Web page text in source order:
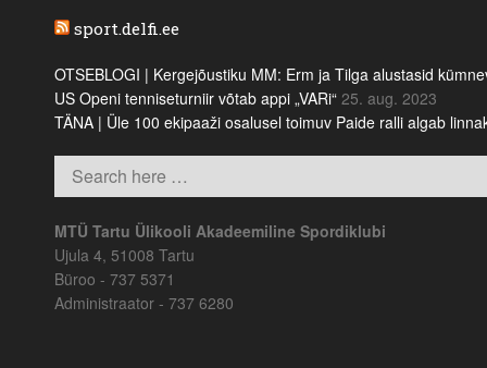
sport.delfi.ee
OTSEBLOGI | Kergejõustiku MM: Erm ja Tilga alustasid
US Openi tenniseturniir võtab appi „VARi“ 25. aug. 2023
TÄNA | Üle 100 ekipaaži osalusel toimuv Paide ralli algab
MTÜ Tartu Ülikooli Akadeemiline Spordiklubi
Ujula 4, 51008 Tartu
Büroo - 737 5371
Administraator - 737 6280